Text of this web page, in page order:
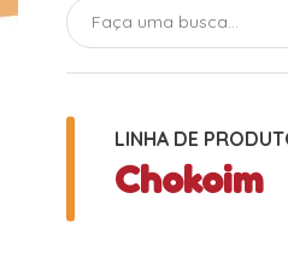
LINHA DE
Chokoim